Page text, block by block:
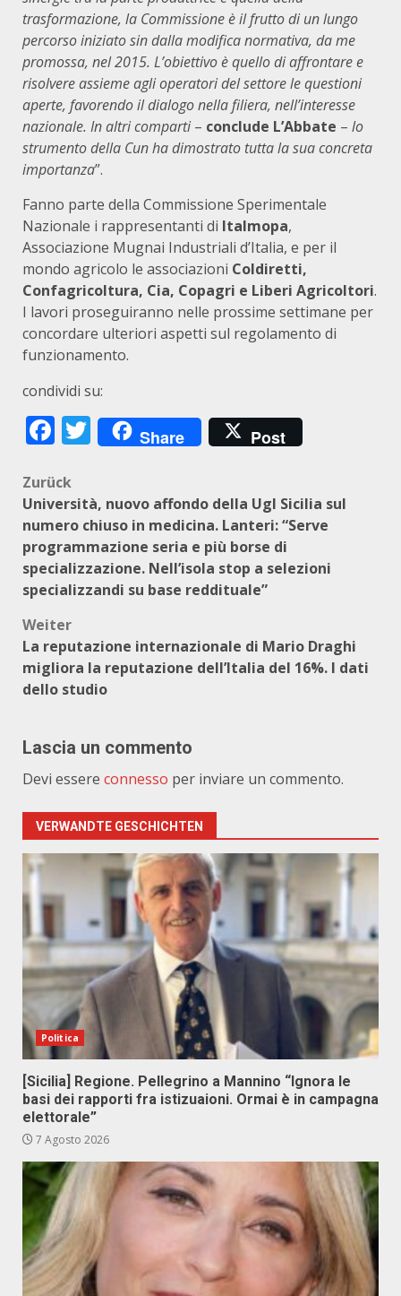
trasformazione, la Commissione è il frutto di un lungo
percorso iniziato sin dalla modifica normativa, da me
promossa, nel 2015. L’obiettivo è quello di affrontare e
risolvere assieme agli operatori del settore le questioni
aperte, favorendo il dialogo nella filiera, nell’interesse
nazionale. In altri comparti – conclude L’Abbate – lo
strumento della Cun ha dimostrato tutta la sua concreta
importanza”.
Fanno parte della Commissione Sperimentale
Nazionale i rappresentanti di Italmopa,
Associazione Mugnai Industriali d’Italia, e per il
mondo agricolo le associazioni Coldiretti,
Confagricoltura, Cia, Copagri e Liberi Agricoltori.
I lavori proseguiranno nelle prossime settimane per
concordare ulteriori aspetti sul regolamento di
funzionamento.
condividi su:
Facebook
Twitter
Share Post
Beitragsnavigation
Zurück
Università, nuovo affondo della Ugl Sicilia sul
numero chiuso in medicina. Lanteri: “Serve
programmazione seria e più borse di
specializzazione. Nell’isola stop a selezioni
specializzandi su base reddituale”
Weiter
La reputazione internazionale di Mario Draghi
migliora la reputazione dell’Italia del 16%. I dati
dello studio
Lascia un commento
Devi essere connesso per inviare un commento.
VERWANDTE GESCHICHTEN
Politica
[Sicilia] Regione. Pellegrino a Mannino “Ignora le
basi dei rapporti fra istizuaioni. Ormai è in campagna
elettorale”
7 Agosto 2026